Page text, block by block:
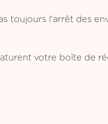
toujours l'arrêt des
votre boîte de